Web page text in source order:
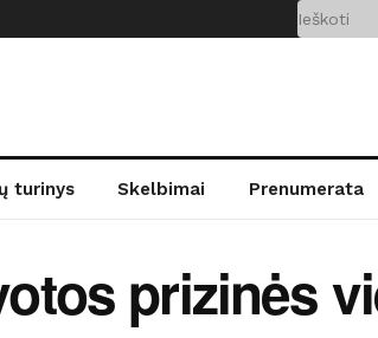
turinys Skelbimai Prenumerata
prizinės